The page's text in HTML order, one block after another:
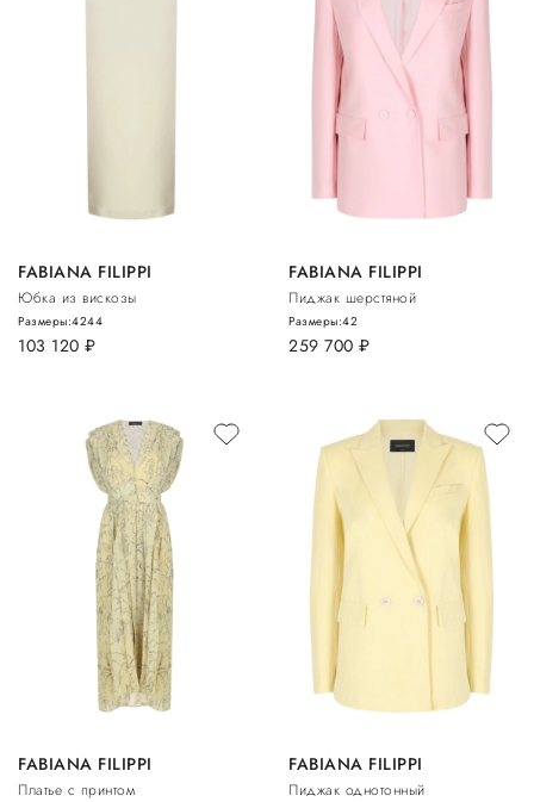
FABIANA FILIPPI
Юбка из вискозы
103 120 руб.
Размеры:4244
FABIANA FILIPPI
Пиджак шерстяной
259 700 руб.
Размеры:42
FABIANA FILIPPI
Платье с принтом
FABIANA FILIPPI
Пиджак однотонный